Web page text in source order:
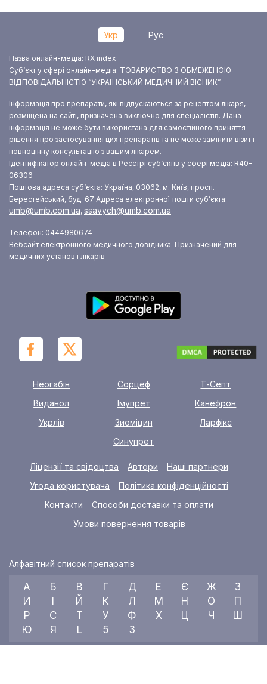
Укр Рус
Назва онлайн-медіа: RX index
Суб‘єкт у сфері онлайн-медіа: ТОВАРИСТВО З ОБМЕЖЕНОЮ
ВІДПОВІДАЛЬНІСТЮ “УКРАЇНСЬКИЙ МЕДИЧНИЙ ВІСНИК”
Інформація про препарати, які відпускаються за рецептом лікаря,
розміщена на сайті, призначена виключно для спеціалістів. Дана
інформація не може бути використана для самостійного приняття
рішення про застосування цих препаратів та не може замінити візит і
повноцінну консультацію з вашим лікарем.
Ідентифікатор онлайн-медіа в Реєстрі суб‘єктів у сфері медіа: R40-
06306
Поштова адреса суб‘єкта: Україна, 03062, м. Київ, просп.
Берестейський, буд. 67 Адреса електронної пошти суб’єкта:
umb@umb.com.ua, ssavych@umb.com.ua
Телефон: 0444980674
Вебсайт електронного медичного довідника. Призначений для
медичних установ і лікарів
Неогабін Сорцеф
Т-Септ
Виданол
Імупрет
Канефрон
Укрлів
Зиоміцин
Ларфікс
Синупрет
Ліцензії та свідоцтва Автори
Наші партнери
Угода користувача
Політика конфіденційності
Контакти
Способи доставки та оплати
Умови повернення товарів
Алфавітний список препаратів
А Б В Г Д Е Є Ж
З
И
Й К Л М Н О
П
Р
С Т У Ф Х Ц Ч
Ш
Ю
Я L 5 3